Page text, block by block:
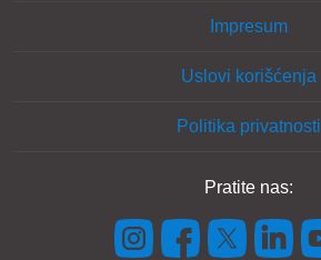
Impresum
Uslovi korišćenja
Politika privatnosti
Pratite nas: